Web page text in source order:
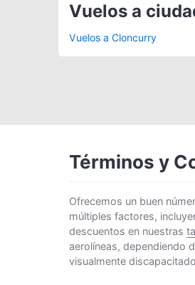
Vuelos a
Vuelos a Cloncurry
Términos y
Ofrecemos un buen
múltiples factores,
descuentos en nuestras
aerolíneas, dependiendo
visualmente